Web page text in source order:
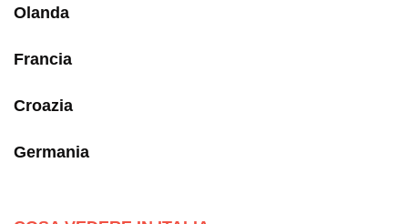
Olanda
Francia
Croazia
Germania